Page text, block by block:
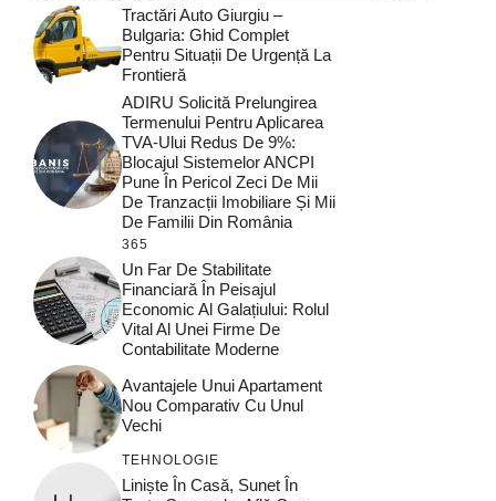
Tractări Auto Giurgiu –
Bulgaria: Ghid Complet
Pentru Situații De Urgență La
Frontieră
ADIRU Solicită Prelungirea
Termenului Pentru Aplicarea
TVA-Ului Redus De 9%:
Blocajul Sistemelor ANCPI
Pune În Pericol Zeci De Mii
De Tranzacții Imobiliare Și Mii
De Familii Din România
365
Un Far De Stabilitate
Financiară În Peisajul
Economic Al Galațiului: Rolul
Vital Al Unei Firme De
Contabilitate Moderne
Avantajele Unui Apartament
Nou Comparativ Cu Unul
Vechi
TEHNOLOGIE
Liniște În Casă, Sunet În